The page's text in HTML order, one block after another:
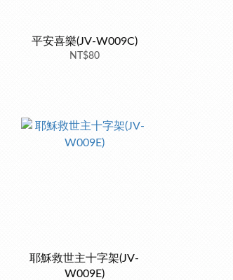
平安喜樂(JV-W009C)
NT$80
耶穌救世主十字架(JV-
W009E)